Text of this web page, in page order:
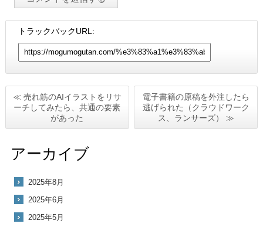
トラックバックURL:
≪ 売れ筋のAIイラストをリサ
ーチしてみたら、共通の要素
があった
電子書籍の原稿を外注したら
逃げられた（クラウドワーク
ス、ランサーズ） ≫
アーカイブ
2025年8月
2025年6月
2025年5月